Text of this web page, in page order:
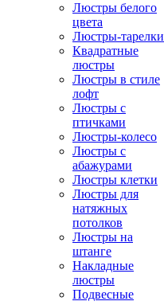
Люстры белого
цвета
Люстры-тарелки
Квадратные
люстры
Люстры в стиле
лофт
Люстры с
птичками
Люстры-колесо
Люстры с
абажурами
Люстры клетки
Люстры для
натяжных
потолков
Люстры на
штанге
Накладные
люстры
Подвесные